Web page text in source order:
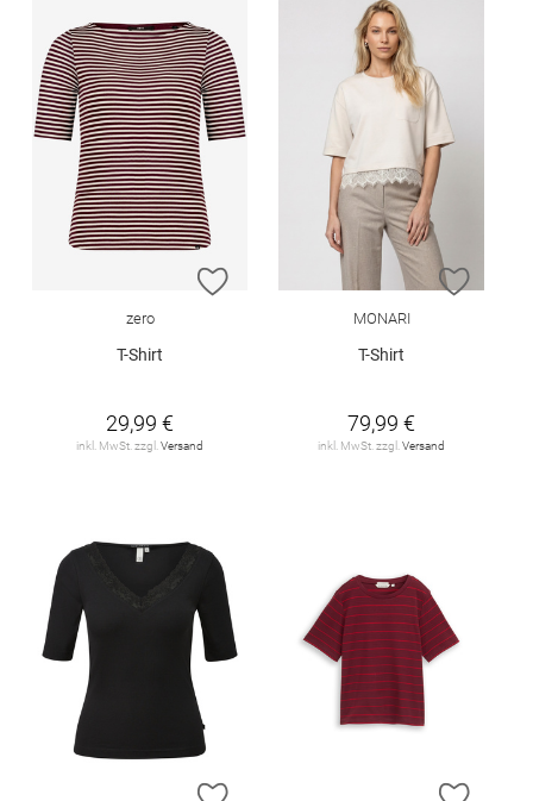
ZUR WUNSCHLISTE HINZUFÜGEN
zero
T-Shirt
29,99 €
inkl. MwSt. zzgl. Versand
ZUR
MONARI
T-Shirt
79,99 €
inkl. MwSt. zzgl. Versand
ZUR WUNSCHLISTE HINZUFÜGEN
ZUR